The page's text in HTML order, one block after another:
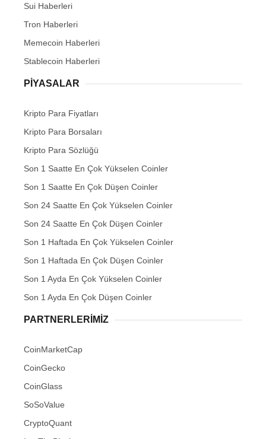
Sui Haberleri
Tron Haberleri
Memecoin Haberleri
Stablecoin Haberleri
PIYASALAR
Kripto Para Fiyatları
Kripto Para Borsaları
Kripto Para Sözlüğü
Son 1 Saatte En Çok Yükselen Coinler
Son 1 Saatte En Çok Düşen Coinler
Son 24 Saatte En Çok Yükselen Coinler
Son 24 Saatte En Çok Düşen Coinler
Son 1 Haftada En Çok Yükselen Coinler
Son 1 Haftada En Çok Düşen Coinler
Son 1 Ayda En Çok Yükselen Coinler
Son 1 Ayda En Çok Düşen Coinler
PARTNERLERIMIZ
CoinMarketCap
CoinGecko
CoinGlass
SoSoValue
CryptoQuant